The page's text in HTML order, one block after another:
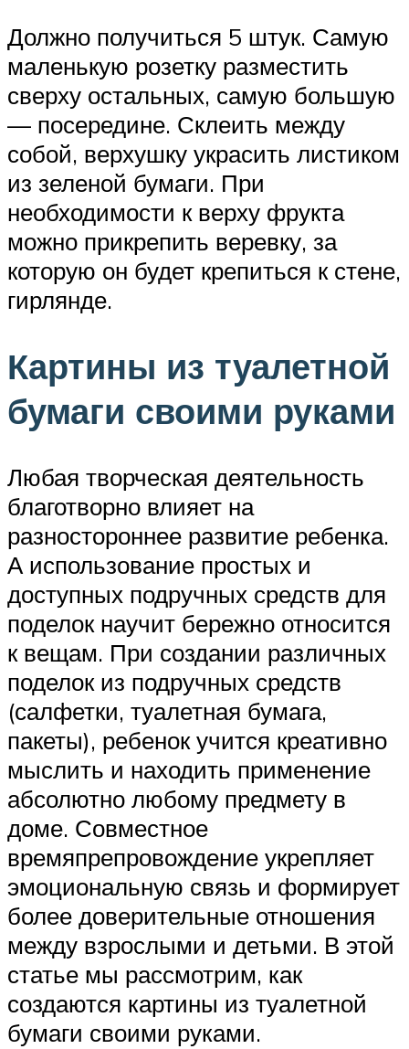
Должно получиться 5 штук. Самую
маленькую розетку разместить
сверху остальных, самую большую
— посередине. Склеить между
собой, верхушку украсить листиком
из зеленой бумаги. При
необходимости к верху фрукта
можно прикрепить веревку, за
которую он будет крепиться к стене,
гирлянде.
Картины из туалетной
бумаги своими руками
Любая творческая деятельность
благотворно влияет на
разностороннее развитие ребенка.
А использование простых и
доступных подручных средств для
поделок научит бережно относится
к вещам. При создании различных
поделок из подручных средств
(салфетки, туалетная бумага,
пакеты), ребенок учится креативно
мыслить и находить применение
абсолютно любому предмету в
доме. Совместное
времяпрепровождение укрепляет
эмоциональную связь и формирует
более доверительные отношения
между взрослыми и детьми. В этой
статье мы рассмотрим, как
создаются картины из туалетной
бумаги своими руками.